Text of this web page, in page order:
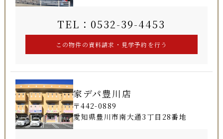
TEL：0532-39-4453
家デパ豊川店
〒442-0889
愛知県豊川市南大通3丁目28番地